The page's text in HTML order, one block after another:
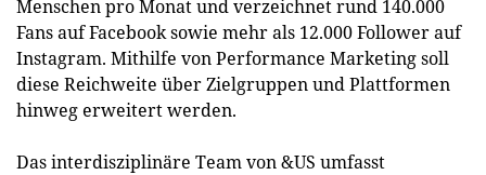
Menschen pro Monat und verzeichnet rund 140.000
Fans auf Facebook sowie mehr als 12.000 Follower auf
Instagram. Mithilfe von Performance Marketing soll
diese Reichweite über Zielgruppen und Plattformen
hinweg erweitert werden.
Das interdisziplinäre Team von &US umfasst